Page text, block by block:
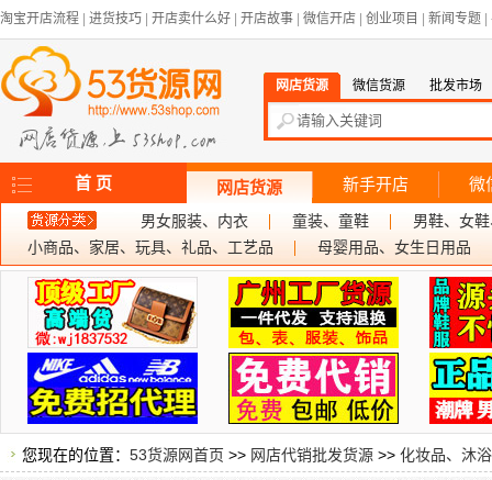
淘宝开店流程 进货技巧 开店卖什么好 开店故事 微信开店 创业项目 新闻专题
网店货源 微信货源 批发市场
首 页 网店货源 新手开店 微
男女服装、内衣 童装、童鞋
男鞋、女
小商品、家居、玩具、礼品、工艺品
母婴用品、女生日用品
您现在的位置： 53货源网首页 >> 网店代销批发货源 >> 化妆品、沐